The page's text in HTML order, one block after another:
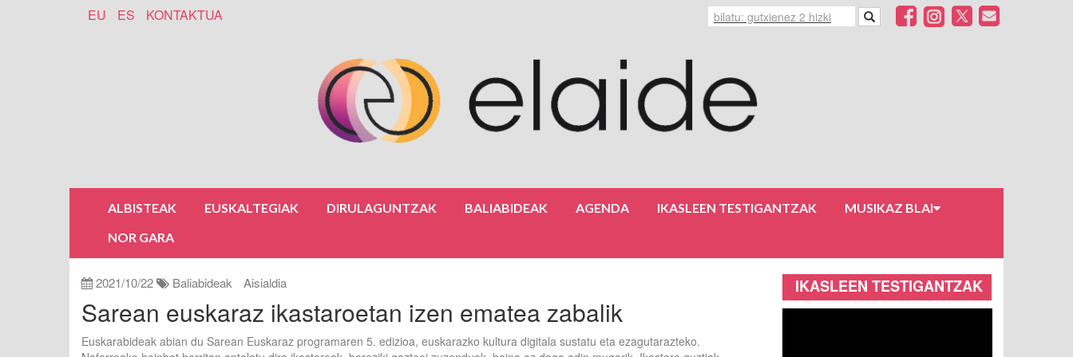
EU ES KONTAKTUA
ALBISTEAK EUSKALTEGIAK DIRULAGUNTZAK BALIABIDEAK AGENDA IKASLEEN TESTIGANTZAK
MUSIKAZ BLAI
NOR GARA
2021/10/22 Baliabideak Aisialdia
Sarean euskaraz ikastaroetan izen ematea zabalik
Euskarabideak abian du Sarean Euskaraz programaren 5. edizioa, euskarazko kultura digitala sustatu eta ezagutarazteko.
IKASLEEN TESTIGANTZAK